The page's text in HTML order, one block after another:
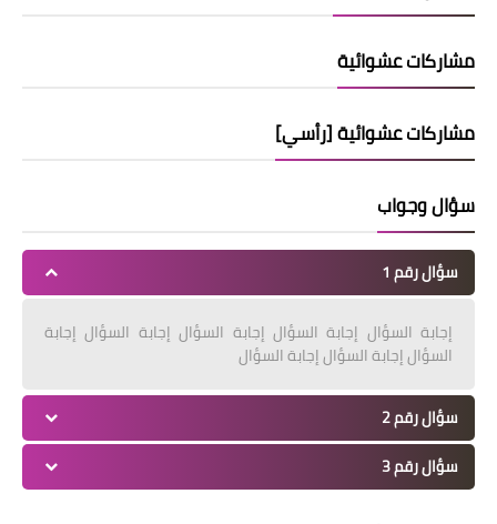
مشاركات عشوائية
مشاركات عشوائية [رأسي]
سؤال وجواب
سؤال رقم 1
إجابة السؤال إجابة السؤال إجابة السؤال إجابة السؤال إجابة
السؤال إجابة السؤال إجابة السؤال
سؤال رقم 2
سؤال رقم 3